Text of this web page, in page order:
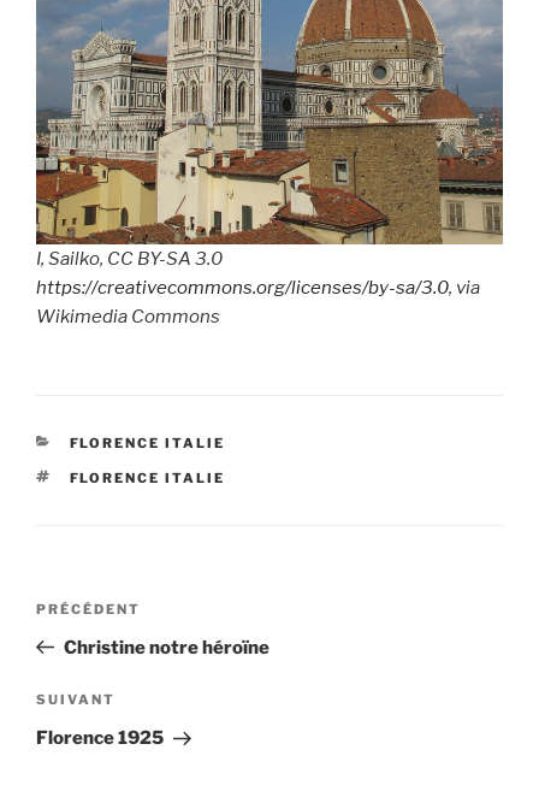
I, Sailko, CC BY-SA 3.0
https://creativecommons.org/licenses/by-sa/3.0, via
Wikimedia Commons
CATÉGORIES
FLORENCE ITALIE
ÉTIQUETTES
FLORENCE ITALIE
Navigation
l’article
Article
précédent
PRÉCÉDENT
Christine notre héroïne
Article
suivant
SUIVANT
Florence 1925